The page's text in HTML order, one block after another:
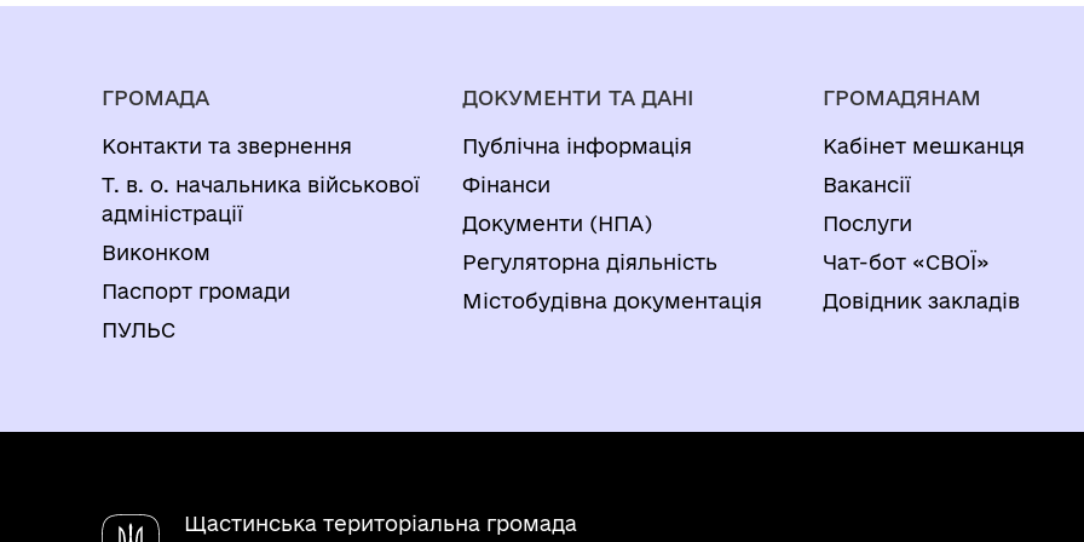
ГРОМАДА
Контакти та звернення
Т. в. о. начальника військової
адміністрації
Виконком
Паспорт громади
ПУЛЬС
ДОКУМЕНТИ ТА ДАНІ
Публічна інформація
Фінанси
Документи (НПА)
Регуляторна діяльність
Містобудівна документація
ГРОМАДЯНАМ
Кабінет мешканця
Вакансії
Послуги
Чат-бот «СВОЇ»
Довідник закладів
Щастинська територіальна громада